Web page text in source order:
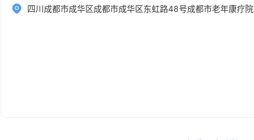
四川成都市成华区成都市成华区东虹路48号成都市老年康疗院